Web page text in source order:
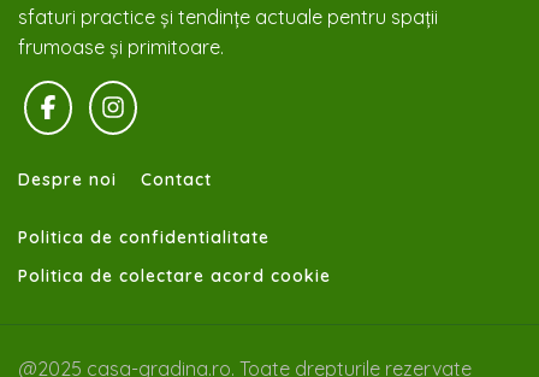
sfaturi practice și tendințe actuale pentru spații
frumoase și primitoare.
Despre noi Contact
Politica de confidentialitate
Politica de colectare acord cookie
@2025 casa-gradina.ro. Toate drepturile rezervate